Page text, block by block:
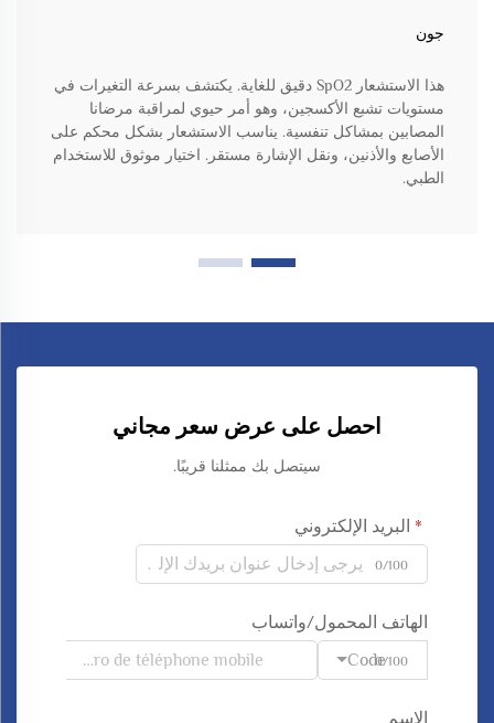
جون
هذا الاستشعار SpO2 دقيق للغاية. يكتشف بسرعة التغيرات في
مستويات تشبع الأكسجين، وهو أمر حيوي لمراقبة مرضانا
المصابين بمشاكل تنفسية. يناسب الاستشعار بشكل محكم على
الأصابع والأذنين، ونقل الإشارة مستقر. اختيار موثوق للاستخدام
الطبي.
احصل على عرض سعر مجاني
سيتصل بك ممثلنا قريبًا.
البريد الإلكتروني
0/100
الهاتف المحمول/واتساب
Code0/100
الاسم